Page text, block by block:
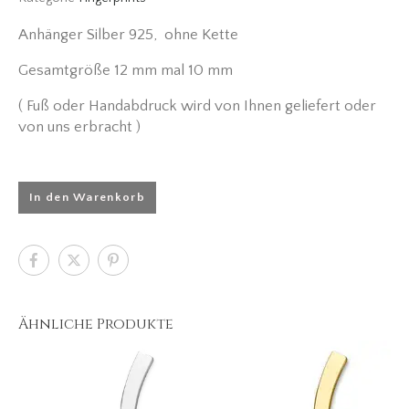
Anhänger Silber 925, ohne Kette
Gesamtgröße 12 mm mal 10 mm
( Fuß oder Handabdruck wird von Ihnen geliefert oder
von uns erbracht )
In den Warenkorb
Ähnliche Produkte